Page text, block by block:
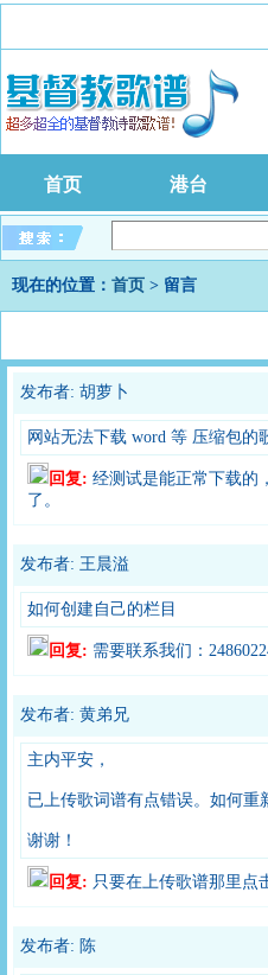
首页 港台
现在的位置： 首页 > 留言
发布者: 胡萝卜
网站无法下载 word 等 压缩包的
回复: 经测试是能正常下载的
了。
发布者: 王晨溢
如何创建自己的栏目
回复: 需要联系我们：
发布者: 黄弟兄
主内平安，
已上传歌词谱有点错误。如何重
谢谢！
回复: 只要在上传歌谱那里点
发布者: 陈